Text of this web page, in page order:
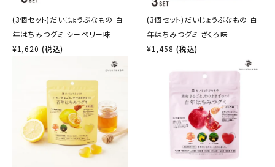
(3個セット)だいじょうぶなもの 百
年はちみつグミ シーベリー味
¥1,620 (税込)
(3個セット)だいじょうぶなもの 百
年はちみつグミ ざくろ味
¥1,458 (税込)